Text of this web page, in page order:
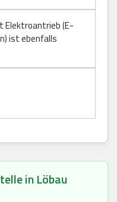
Elektroantrieb (E-
ist ebenfalls
in Löbau